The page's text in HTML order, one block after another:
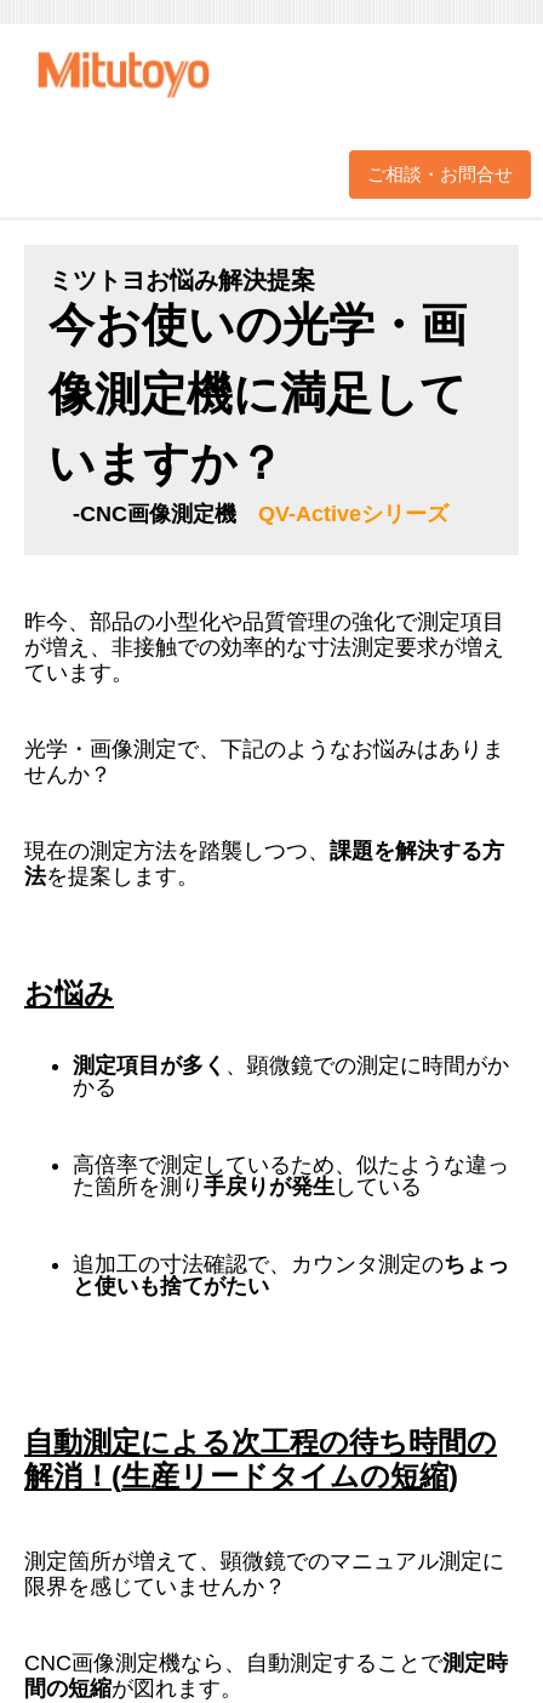
ご相談・お問合せ
ミツトヨお悩み解決提案
今お使いの光学・画
像測定機に満足して
いますか？
-CNC画像測定機 QV-Activeシリーズ
昨今、部品の小型化や品質管理の強化で測定項目
が増え、非接触での効率的な寸法測定要求が増え
ています。
光学・画像測定で、下記のようなお悩みはありま
せんか？
現在の測定方法を踏襲しつつ、 課題を解決する方
法を提案します。
お悩み
測定項目が多く 、顕微鏡での測定に時間がか
かる
高倍率で測定しているため、似たような違っ
た箇所を測り 手戻りが発生 している
追加工の寸法確認で、カウンタ測定のちょっ
と使いも捨てがたい
自動測定による次工程の待ち時間の
解消！ (生産リードタイムの短縮)
測定箇所が増えて、顕微鏡でのマニュアル測定に
限界を感じていませんか？
CNC画像測定機なら、自動測定することで測定時
間の短縮が図れます。